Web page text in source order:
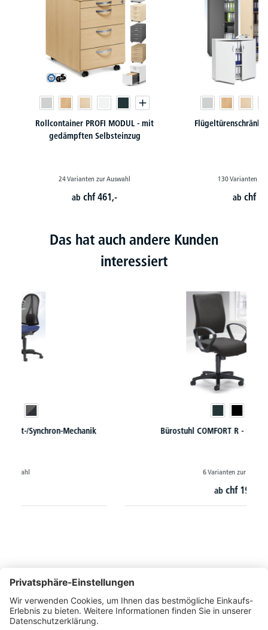
Rollcontainer PROFI MODUL - mit
gedämpften Selbsteinzug
24 Varianten zur Auswahl
abchf 461,-
Flügeltürenschränke
130 Varianten
abchf
Das hat auch andere Kunden
interessiert
Bürostuhl COMFORT R - Synchron-Mechanik
Montags bis Freitags von 08:30 - 17:00 Uhr
+41 44 240 / 11 55
+41 44 240 / 11 57